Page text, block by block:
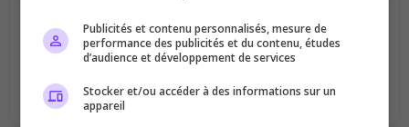
Qualité
Staff du serveur
Ambiance
Disponibilité
Publicités et contenu personnalisés, mesure de
performance des publicités et du contenu, études
d’audience et développement de services
Stocker et/ou accéder à des informations sur un
appareil